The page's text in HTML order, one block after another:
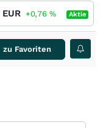
EUR +0,76 % Aktie
zu Favoriten